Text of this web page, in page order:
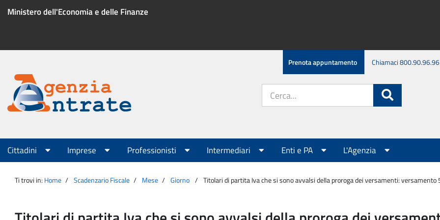
Ministero dell'Economia e delle Finanze
Menu
servizio
Prenota appuntamento Chiamaci 800.90.96.96
Agenzia
Entrate
sito:
Menu
principale
Cittadini Imprese Professionisti Intermediari Enti e PA L'Agenzia
Ti trovi in: Home Scadenzario Fiscale Mese Giorno Titolari di partita Iva che si sono avvalsi della proroga dei versamenti: